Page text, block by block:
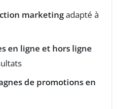
marketingadapté à
en ligne et hors ligne
de promotions en